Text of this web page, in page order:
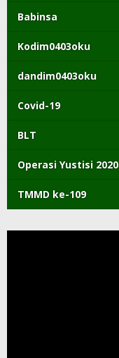
Babinsa
Kodim0403oku
dandim0403oku
Covid-19
BLT
Operasi Yustisi 2020
TMMD ke-109